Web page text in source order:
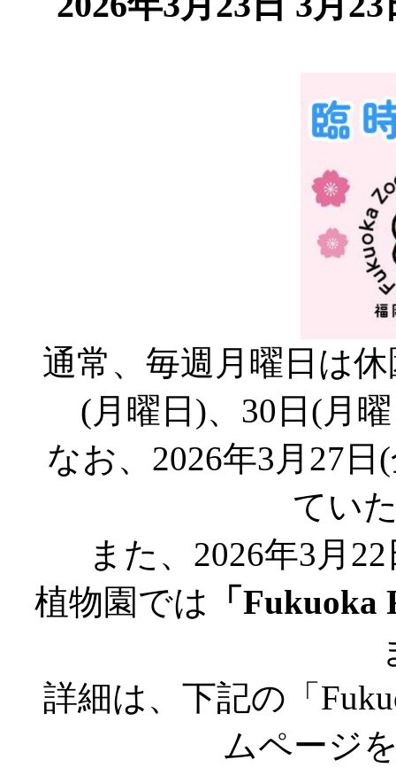
通常、毎週月曜日は
(月曜日)、30日(月
なお、2026年3月27日
てい
また、2026年3月
植物園では 「Fukuoka
詳細は、下記の「
ムページ